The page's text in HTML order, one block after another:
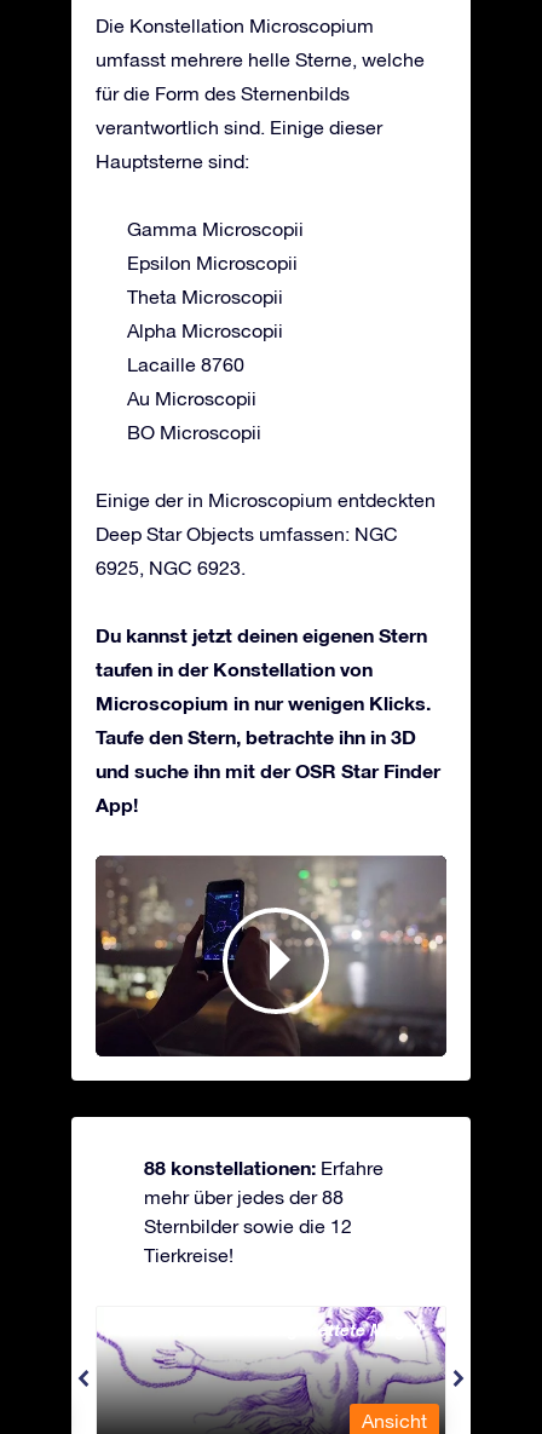
Die Konstellation Microscopium
umfasst mehrere helle Sterne, welche
für die Form des Sternenbilds
verantwortlich sind. Einige dieser
Hauptsterne sind:
Gamma Microscopii
Epsilon Microscopii
Theta Microscopii
Alpha Microscopii
Lacaille 8760
Au Microscopii
BO Microscopii
Einige der in Microscopium entdeckten
Deep Star Objects umfassen: NGC
6925, NGC 6923.
Du kannst jetzt deinen eigenen Stern
taufen in der Konstellation von
Microscopium in nur wenigen Klicks.
Taufe den Stern, betrachte ihn in 3D
und suche ihn mit der OSR Star Finder
App!
88 konstellationen: Erfahre
mehr über jedes der 88
Sternbilder sowie die 12
Tierkreise!
Andromeda - Die angekettete Magd
Ansicht